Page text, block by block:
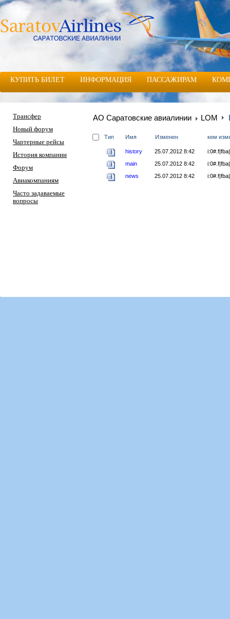
КУПИТЬ БИЛЕТ ИНФОРМАЦИЯ ПАССАЖИРАМ
Трансфер
Новый форум
Чартерные рейсы
История компании
Форум
Авиакомпаниям
Часто задаваемые
вопросы
АО Саратовские авиалинии LOM
Тип Имя Изменен кем
history 25.07.2012 8:42
main
25.07.2012 8:42
news
25.07.2012 8:42